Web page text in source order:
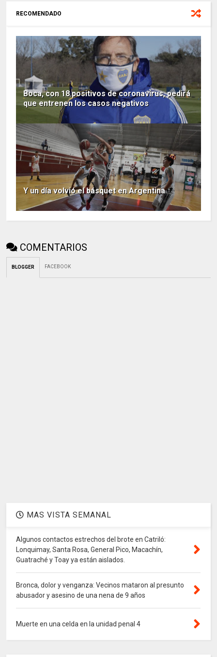
RECOMENDADO
Boca, con 18 positivos de coronavirus, pedirá
que entrenen los casos negativos
Y un día volvió el básquet en Argentina
COMENTARIOS
BLOGGER FACEBOOK
MAS VISTA SEMANAL
Algunos contactos estrechos del brote en Catriló:
Lonquimay, Santa Rosa, General Pico, Macachín,
Guatraché y Toay ya están aislados.
Bronca, dolor y venganza: Vecinos mataron al presunto
abusador y asesino de una nena de 9 años
Muerte en una celda en la unidad penal 4